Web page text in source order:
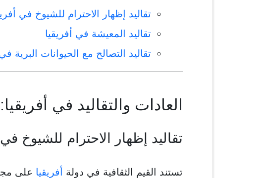
تقاليد إظهار الاحترام للشيوخ في
تقاليد المعيشة في أفريقيا
تقاليد التصالح مع الحيوانات البرية
العادات والتقاليد في أفريقيا:
تقاليد إظهار الاحترام للشيوخ في
تستند القيم الثقافية في دولة أفريقيا على